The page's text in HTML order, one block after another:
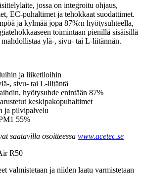
jossa on integroitu ohjaus,
EC-puhaltimet ja tehokkaat suodattimet.
ja kylmää jopa 87%:n hyötysuhteella,
toimintaan pienillä sisäisillä
ylä-, sivu- tai L-liitännän.
ja liiketiloihin
, sivu- tai L-liitäntä
hyötysuhde enintään 87%
keskipakopuhaltimet
ja pilvipalvelu
55%
saatavilla osoitteessa www.acetec.se
valmistetaan ja niiden laatu varmistetaan